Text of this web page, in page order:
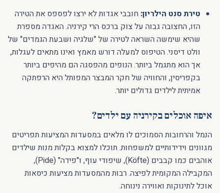
טירת סנט הילריון: חובבי אגדות לא ירצו לפספס את הטירה
הזו, החצובה גבוה על צוק ברכס הרי קירניה. האגדה מספרת
שהיא שימשה השראה לטירה של "שלגיה ושבעת הגמדים" של
וולט דיסני. הטיפוס למעלה דורש מאמץ ואינו מתאים לעגלות,
אך הוא מתגמל ביותר. הנופים מהפסגה הם מהיפים ביותר
בקפריסין, והחוויה של חקר המבצר המפותל היא הרפתקה
אמיתית לילדים גדולים יותר.
איפה אוכלים בקירניה עם ילדים?
הנמל והרחובות הסמוכים לו מלאים במסעדות המציעות תפריטים
מגוונים וידידותיים למשפחות. תוכלו למצוא בקלות מנות שילדים
אוהבים כמו קבבים (Köfte), שיפודי עוף, ו"פידה" (Pide),
המקבילה המקומית לפיצה. רבות מהמסעדות מציעות כיסאות
אוכל לתינוקות ואווירה נינוחה.